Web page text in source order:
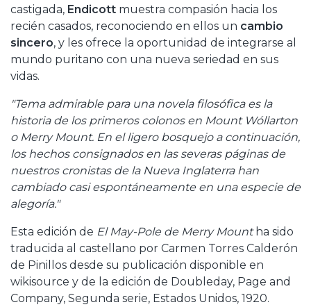
castigada, Endicott muestra compasión hacia los
recién casados, reconociendo en ellos un cambio
sincero, y les ofrece la oportunidad de integrarse al
mundo puritano con una nueva seriedad en sus
vidas.
"Tema admirable para una novela filosófica es la
historia de los primeros colonos en Mount Wóllarton
o Merry Mount. En el ligero bosquejo a continuación,
los hechos consignados en las severas páginas de
nuestros cronistas de la Nueva Inglaterra han
cambiado casi espontáneamente en una especie de
alegoría."
Esta edición de El May-Pole de Merry Mountha sido
traducida al castellano por Carmen Torres Calderón
de Pinillos desde su publicación disponible en
wikisource y de la edición de Doubleday, Page and
Company, Segunda serie, Estados Unidos, 1920.